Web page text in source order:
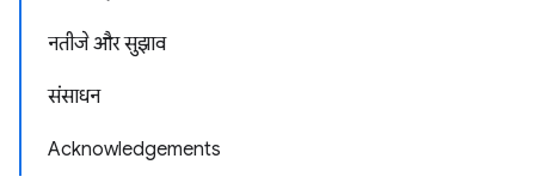
नतीजे और सुझाव
संसाधन
Acknowledgements